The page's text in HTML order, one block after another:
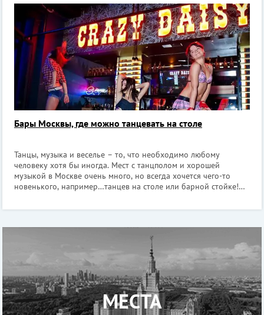
постимпрессионизма, романтизма, импресс
Бары Москвы, где можно танцевать на столе
Танцы, музыка и веселье – то, что необходимо любому
человеку хотя бы иногда. Мест с танцполом и хорошей
музыкой в Москве очень много, но всегда хочется чего-то
новенького, например…танцев на столе или барной стойке!
баров, куда приходят спец
МЕСТА